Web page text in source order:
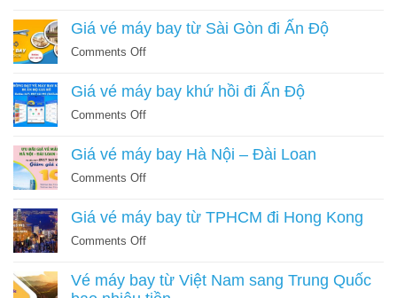
khứ
hồi
nhật
lịch
giá
vé
bay
đi
Ấn
Giá vé máy bay từ Sài Gòn đi Ấn Độ
Comments Offon
vé
Sài
Gòn
Ấn
Độ
Giá vé máy bay khứ hồi đi Ấn Độ
Comments Offon
vé
hồi
đi
Độ
Giá vé máy bay Hà Nội – Đài Loan
Comments Offon
vé
Nội
Giá vé máy bay từ TPHCM đi Hong Kong
Comments Offon
vé
máy
Vé máy bay từ Việt Nam sang Trung Quốc